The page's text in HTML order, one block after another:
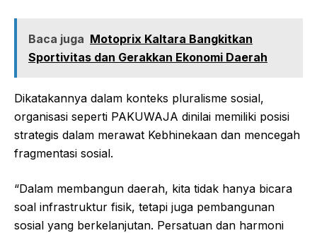
Baca juga Motoprix Kaltara Bangkitkan
Sportivitas dan Gerakkan Ekonomi Daerah
Dikatakannya dalam konteks pluralisme sosial,
organisasi seperti PAKUWAJA dinilai memiliki posisi
strategis dalam merawat Kebhinekaan dan mencegah
fragmentasi sosial.
“Dalam membangun daerah, kita tidak hanya bicara
soal infrastruktur fisik, tetapi juga pembangunan
sosial yang berkelanjutan. Persatuan dan harmoni